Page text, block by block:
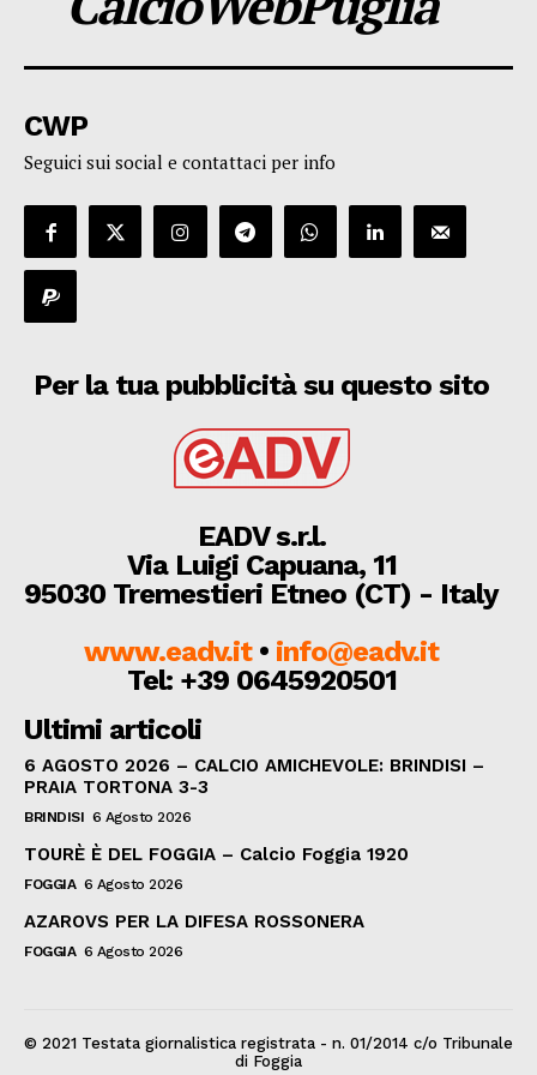
CWP
Seguici sui social e contattaci per info
Per la tua pubblicità su questo sito
EADV s.r.l.
Via Luigi Capuana, 11
95030 Tremestieri Etneo (CT) - Italy
www.eadv.it• info@eadv.it
Tel: +39 0645920501
Ultimi articoli
6 AGOSTO 2026 – CALCIO AMICHEVOLE: BRINDISI –
PRAIA TORTONA 3-3
BRINDISI 6 Agosto 2026
TOURÈ È DEL FOGGIA – Calcio Foggia 1920
FOGGIA 6 Agosto 2026
AZAROVS PER LA DIFESA ROSSONERA
FOGGIA 6 Agosto 2026
© 2021 Testata giornalistica registrata - n. 01/2014 c/o Tribunale
di Foggia